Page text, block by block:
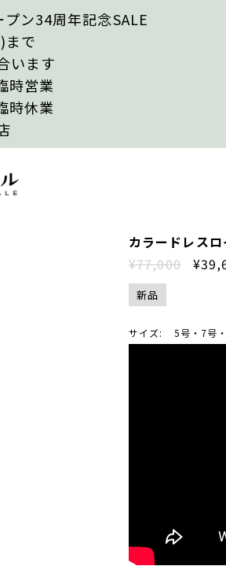
ン34周年記念SALE
まで
います
時営業
時休業
カラードレス
¥77,000
新品
サイズ: 5号・7号